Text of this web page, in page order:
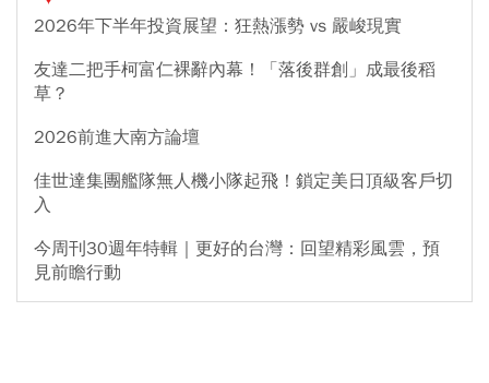
2026年下半年投資展望：狂熱漲勢 vs 嚴峻現實
友達二把手柯富仁裸辭內幕！「落後群創」成最後稻
草？
2026前進大南方論壇
佳世達集團艦隊無人機小隊起飛！鎖定美日頂級客戶切
入
今周刊30週年特輯｜更好的台灣：回望精彩風雲，預
見前瞻行動